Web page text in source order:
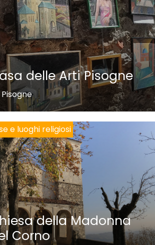
delle Arti Pisogne
Pisogne
e luoghi religiosi
della Madonna
Corno